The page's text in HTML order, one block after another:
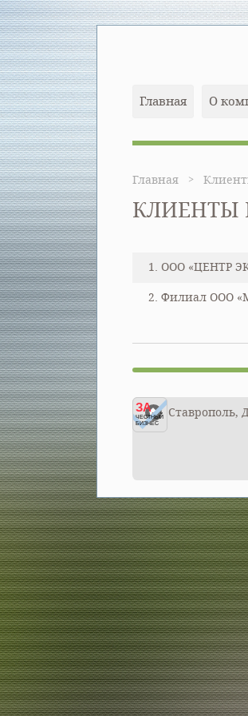
Главная О
Главная
КЛИЕНТЫ
1. ООО «ЦЕНТР
2. Филиал ООО
Ставрополь,
ЗА
ЧЕСТНЫЙ
БИЗНЕС